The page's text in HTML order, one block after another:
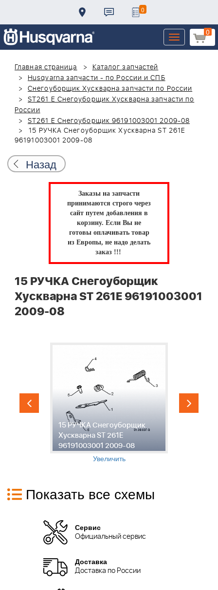
0
0
Toggle
navigation
Главная страница
Каталог запчастей
Husqvarna запчасти - по России и СПБ
Снегоуборщик Хускварна запчасти по России
ST261 E Снегоуборщик Хускварна запчасти по
России
ST261 E Снегоуборщик 96191003001 2009-08
15 РУЧКА Снегоуборщик Хускварна ST 261E
96191003001 2009-08
Назад
Заказы на запчасти
принимаются строго через
сайт путем добавления в
корзину. Если Вы не
готовы оплачивать товар
из Европы, не надо делать
заказ !!!
15 РУЧКА Снегоуборщик
Хускварна ST 261E 96191003001
2009-08
15 РУЧКА Снегоуборщик
Хускварна ST 261E
96191003001 2009-08
Увеличить
Показать все схемы
Сервис
Официальный сервис
Доставка
Доставка по России